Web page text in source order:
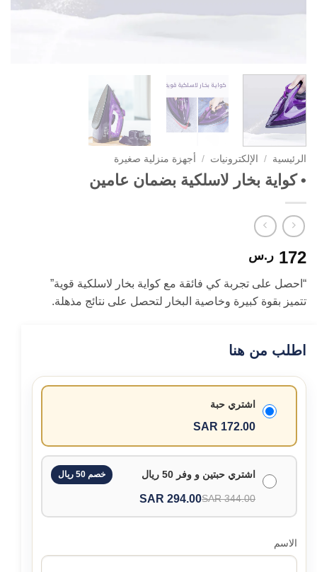
الرئيسية / الإلكترونيات / أجهزة منزلية صغيرة
• كواية بخار لاسلكية بضمان عامين
172 ر.س
“احصل على تجربة كي فائقة مع كواية بخار لاسلكية قوية”
تتميز بقوة كبيرة وخاصية البخار لتحصل على نتائج مذهلة.
اطلب من هنا
اشتري حبة
172.00 SAR
اشتري حبتين و وفر 50 ريال خصم 50 ريال
344.00 SAR
294.00 SAR
الاسم